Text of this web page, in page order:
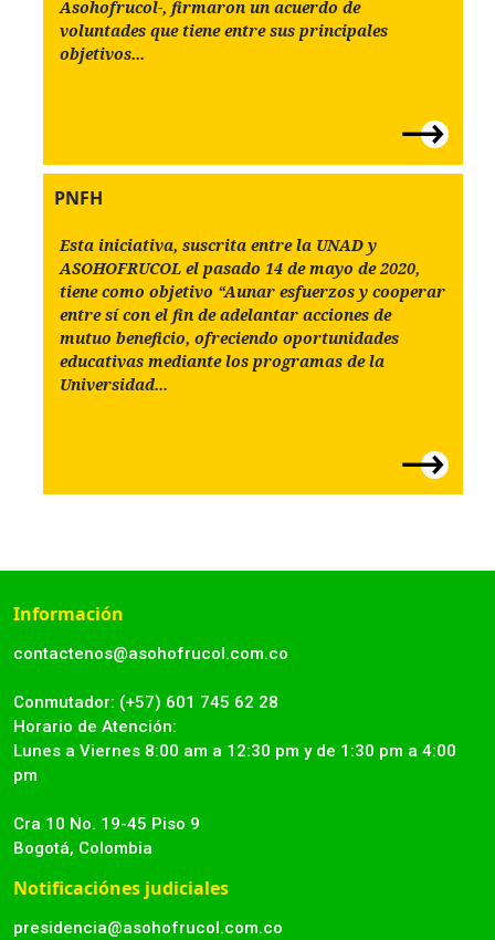
Asohofrucol-, firmaron un acuerdo de
voluntades que tiene entre sus principales
objetivos...
PNFH
Esta iniciativa, suscrita entre la UNAD y
ASOHOFRUCOL el pasado 14 de mayo de 2020,
tiene como objetivo “Aunar esfuerzos y cooperar
entre sí con el fin de adelantar acciones de
mutuo beneficio, ofreciendo oportunidades
educativas mediante los programas de la
Universidad...
Información
contactenos@asohofrucol.com.co
Conmutador: (+57) 601 745 62 28
Horario de Atención:
Lunes a Viernes 8:00 am a 12:30 pm y de 1:30 pm a 4:00
pm
Cra 10 No. 19-45 Piso 9
Bogotá, Colombia
Notificaciónes judiciales
presidencia@asohofrucol.com.co